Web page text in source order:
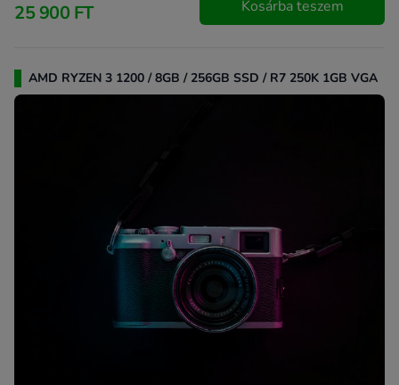
25 900 FT Kosárba teszem
AMD RYZEN 3 1200 / 8GB / 256GB SSD / R7 250K 1GB VGA